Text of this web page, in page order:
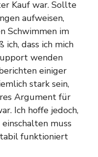
Kauf war. Sollte
aufweisen,
Schwimmen im
ich, dass ich mich
wenden
einiger
stark sein,
Argument für
Ich hoffe jedoch,
muss
funktioniert